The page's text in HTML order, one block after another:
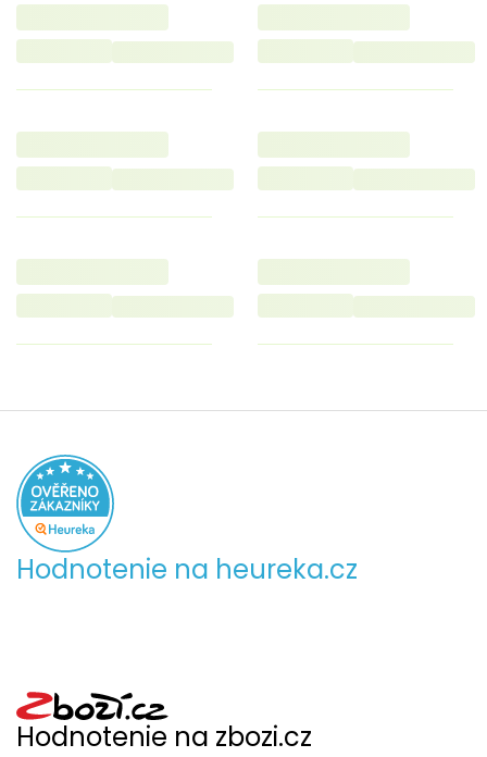
Hodnotenie na heureka.cz
Hodnotenie na zbozi.cz